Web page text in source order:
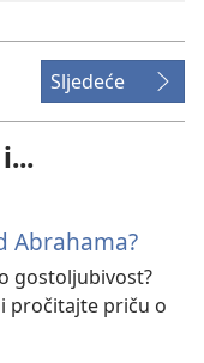
Sljedeće
Abrahama?
gostoljubivost?
pročitajte priču o